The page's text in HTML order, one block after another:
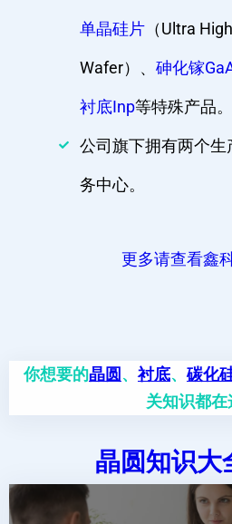
单晶硅片 （Ultra
Wafer）、 砷化镓
衬底Inp等特殊产品。
公司旗下拥有两个
务中心。
更多请查看鑫
你想要的晶圆 、衬底、 碳化
关知识都在
晶圆知识大